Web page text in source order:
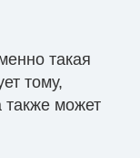
такая
тому,
также может